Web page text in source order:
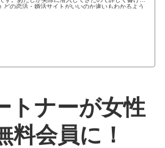
う
トナーが女性
料会員に！